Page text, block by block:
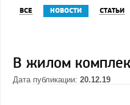
ВСЕ НОВОСТИ СТАТЬИ
В жилом
Дата публикации: 20.12.19